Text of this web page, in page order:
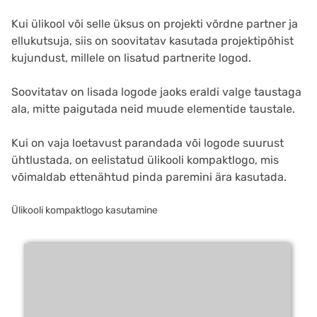
Kui ülikool või selle üksus on projekti võrdne partner ja
ellukutsuja, siis on soovitatav kasutada projektipõhist
kujundust, millele on lisatud partnerite logod.
Soovitatav on lisada logode jaoks eraldi valge taustaga
ala, mitte paigutada neid muude elementide taustale.
Kui on vaja loetavust parandada või logode suurust
ühtlustada, on eelistatud ülikooli kompaktlogo, mis
võimaldab ettenähtud pinda paremini ära kasutada.
Ülikooli kompaktlogo kasutamine